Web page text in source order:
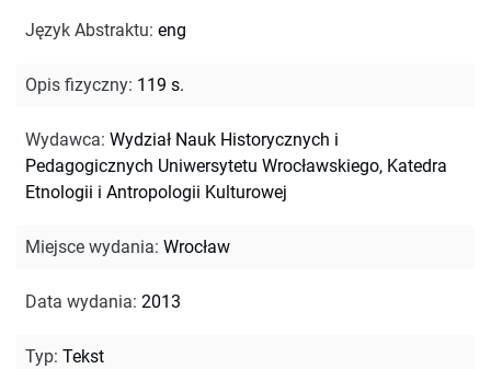
Język Abstraktu: eng
Opis fizyczny: 119 s.
Wydawca: Wydział Nauk Historycznych i
Pedagogicznych Uniwersytetu Wrocławskiego, Katedra
Etnologii i Antropologii Kulturowej
Miejsce wydania: Wrocław
Data wydania: 2013
Typ: Tekst